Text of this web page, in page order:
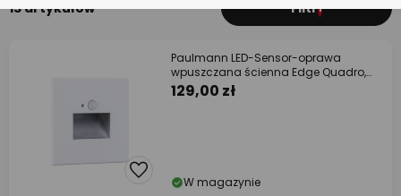
13 artykułów Filtr1
Paulmann LED-Sensor-oprawa
wpuszczana ścienna Edge Quadro,
biały 8x8 cm
129,00 zł
W magazynie